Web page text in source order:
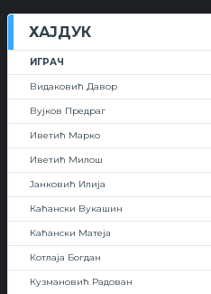
ХАЈДУК
ИГРАЧ
Видаковић Давор
Вујков Предраг
Иветић Марко
Иветић Милош
Јанковић Илија
Каћански Вукашин
Каћански Матеја
Котлаја Богдан
Кузмановић Радован